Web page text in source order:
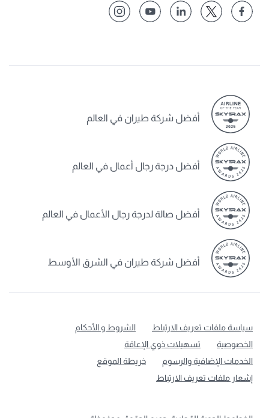
أفضل شركة طيران في العالم
أفضل درجة رجال أعمال في العالم
أفضل صالة لدرجة رجال الأعمال في العالم
أفضل شركة طيران في الشرق الأوسط
سياسة ملفات تعريف الارتباط
الشروط و الأحكام
الخصوصية
تسهيلات ذوي الإعاقة
الخدمات الإضافية والرسوم
خريطة الموقع
إشعار ملفات تعريف الارتباط